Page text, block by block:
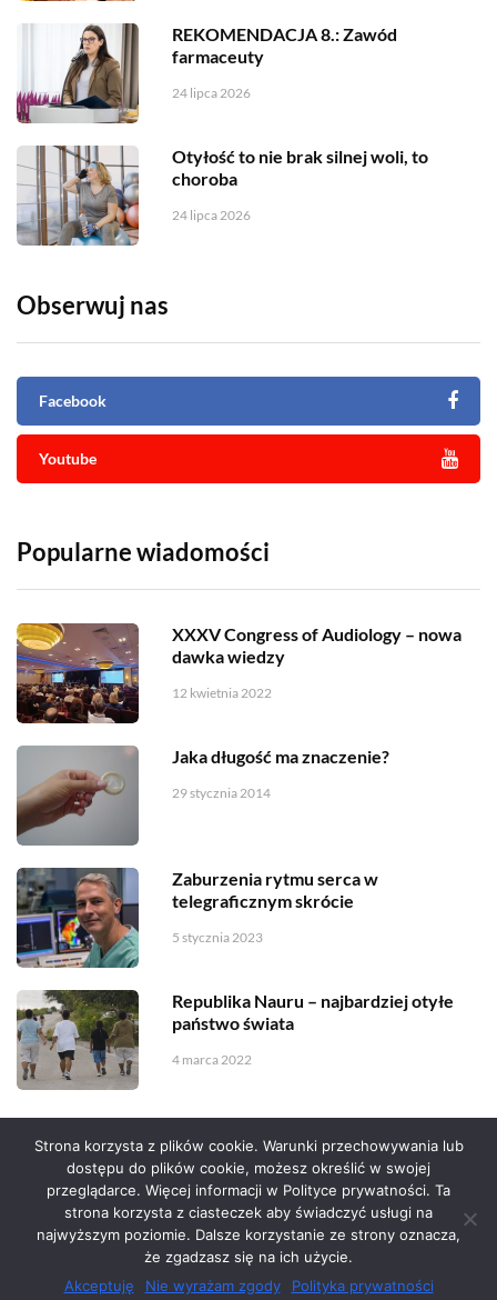
REKOMENDACJA 8.: Zawód
farmaceuty
24 lipca 2026
Otyłość to nie brak silnej woli, to
choroba
24 lipca 2026
Obserwuj nas
Facebook
Youtube
Popularne wiadomości
XXXV Congress of Audiology – nowa
dawka wiedzy
12 kwietnia 2022
Jaka długość ma znaczenie?
29 stycznia 2014
Zaburzenia rytmu serca w
telegraficznym skrócie
5 stycznia 2023
Republika Nauru – najbardziej otyłe
państwo świata
4 marca 2022
Serwis zaprojektował Grzegorz Sztank .
Strona korzysta z plików cookie. Warunki przechowywania lub
dostępu do plików cookie, możesz określić w swojej
przeglądarce. Więcej informacji w Polityce prywatności. Ta
strona korzysta z ciasteczek aby świadczyć usługi na
najwyższym poziomie. Dalsze korzystanie ze strony oznacza,
że zgadzasz się na ich użycie.
Akceptuję
Nie wyrażam zgody Polityka prywatności